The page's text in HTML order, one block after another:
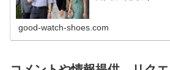
good-watch-shoes.com